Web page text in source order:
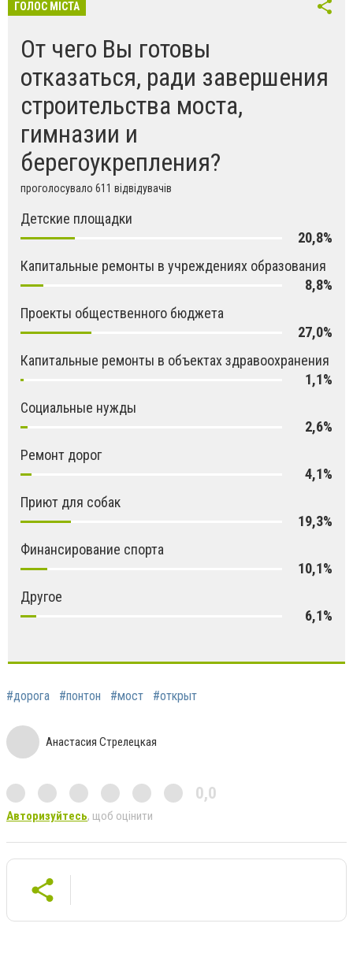
ГОЛОС МІСТА
От чего Вы готовы
отказаться, ради завершения
строительства моста,
гимназии и
берегоукрепления?
проголосувало 611 відвідувачів
Детские площадки
20,8%
Капитальные ремонты в учреждениях образования
8,8%
Проекты общественного бюджета
27,0%
Капитальные ремонты в объектах здравоохранения
1,1%
Социальные нужды
2,6%
Ремонт дорог
4,1%
Приют для собак
19,3%
Финансирование спорта
10,1%
Другое
6,1%
#дорога #понтон #мост #открыт
Анастасия Стрелецкая
0,0
Авторизуйтесь, щоб оцінити